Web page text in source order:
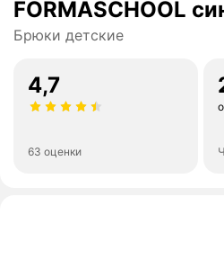
FORMASCHOOL
Брюки детские
4,7
63 оценки